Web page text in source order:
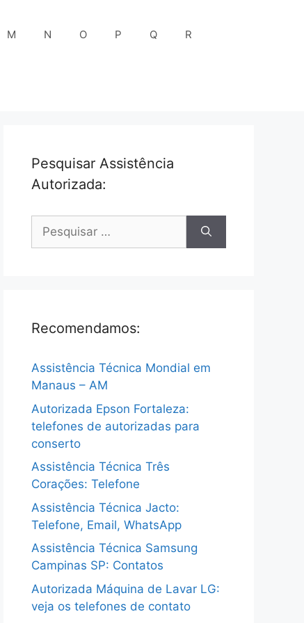
M N O P Q R
Pesquisar Assistência
Autorizada:
Pesquisar
Recomendamos:
Assistência Técnica Mondial em
Manaus – AM
Autorizada Epson Fortaleza:
telefones de autorizadas para
conserto
Assistência Técnica Três
Corações: Telefone
Assistência Técnica Jacto:
Telefone, Email, WhatsApp
Assistência Técnica Samsung
Campinas SP: Contatos
Autorizada Máquina de Lavar LG:
veja os telefones de contato